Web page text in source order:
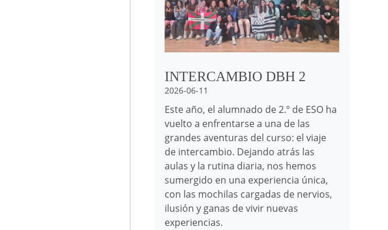
INTERCAMBIO DBH 2
2026-06-11
Este año, el alumnado de 2.º de ESO ha
vuelto a enfrentarse a una de las
grandes aventuras del curso: el viaje
de intercambio. Dejando atrás las
aulas y la rutina diaria, nos hemos
sumergido en una experiencia única,
con las mochilas cargadas de nervios,
ilusión y ganas de vivir nuevas
experiencias.